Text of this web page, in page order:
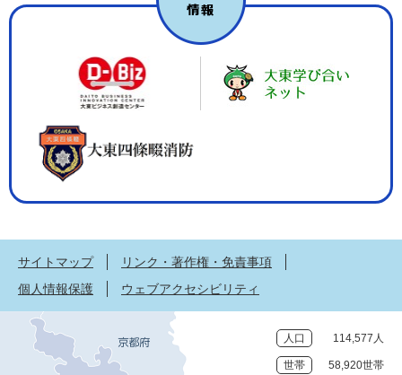
サイトマップ
リンク・著作権・免責事項
個人情報保護
ウェブアクセシビリティ
人口 114,577人
世帯 58,920世帯